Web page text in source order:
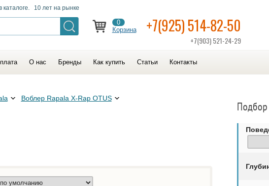
каталоге. 10 лет на рынке
0
Корзина
+7(925) 514-82-50
+7(903) 521-24-29
О нас Бренды Как купить Статьи Контакты
Воблер Rapala X-Rap OTUS